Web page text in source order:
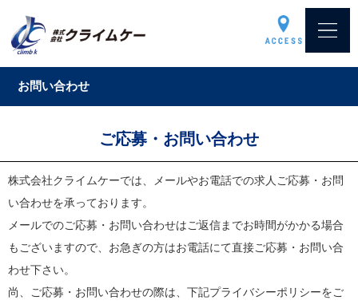
お問い合わせ
ご応募・お問い合わせ
株式会社クライムケーでは、メールやお電話での求人ご応募・お問
い合わせを承っております。
メールでのご応募・お問い合わせはご返信までお時間がかかる場合
もございますので、お急ぎの方はお電話にて直接ご応募・お問い合
わせ下さい。
尚、ご応募・お問い合わせの際は、下記プライバシーポリシーをご